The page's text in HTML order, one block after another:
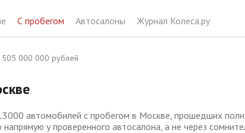
С пробегом Автосалоны Журнал Колёса.ру
000 000 рублей
автомобилей с пробегом в Москве, прошедших
у проверенного автосалона, а не через